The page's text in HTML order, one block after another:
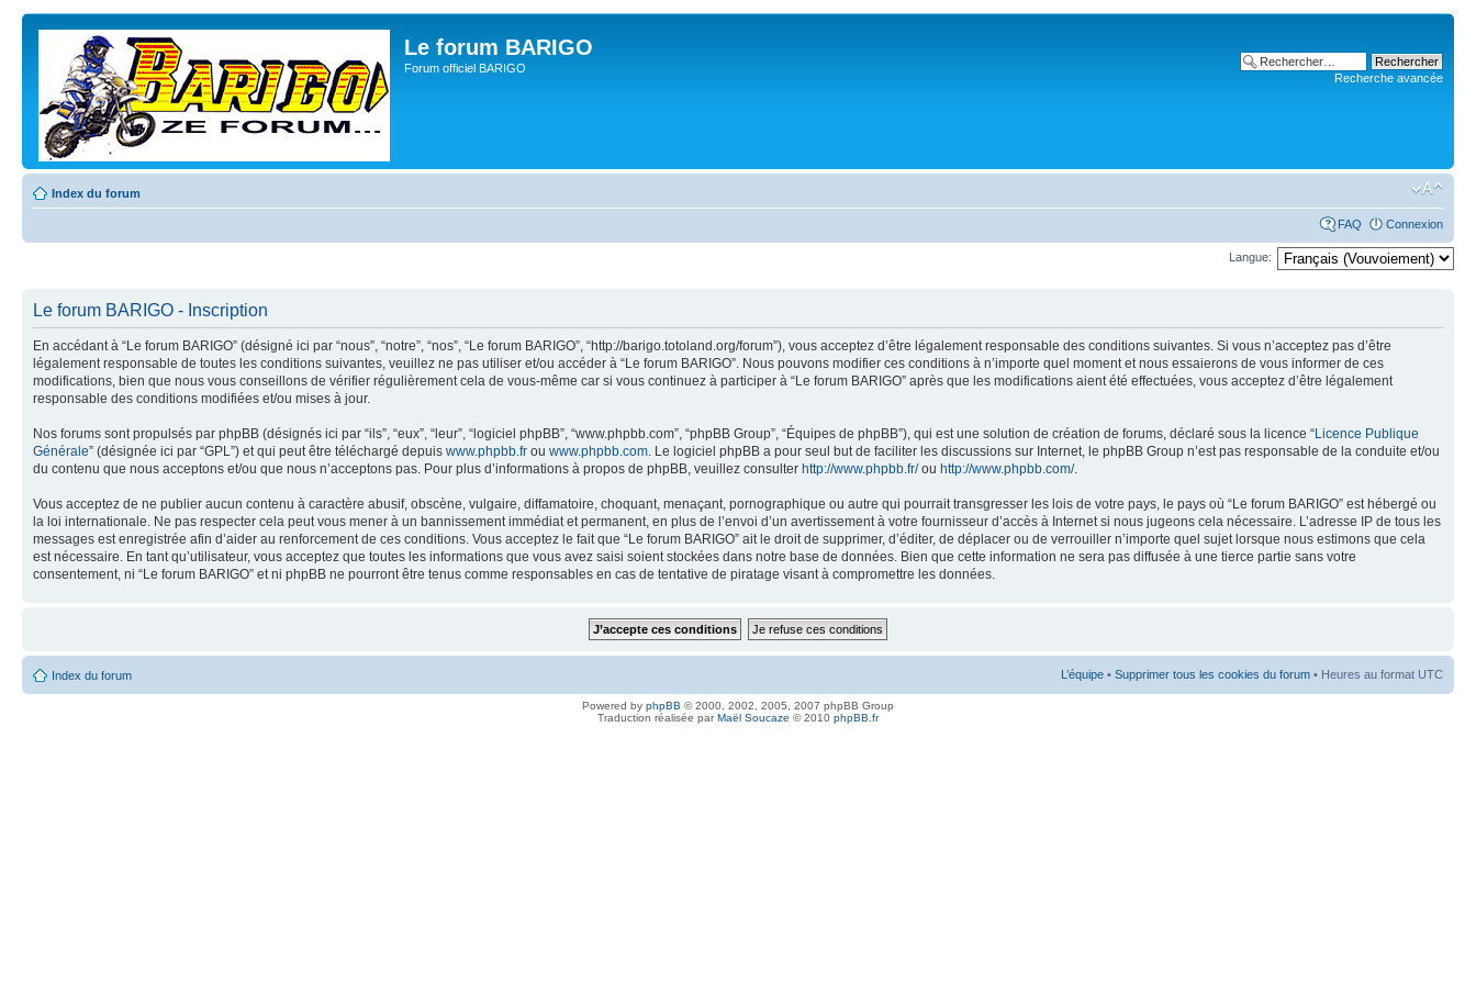
Le forum BARIGO
Forum officiel BARIGO
Recherche avancée
Index du forum
FAQ Connexion
Langue:
Le forum BARIGO - Inscription
En accédant à “Le forum BARIGO” (désigné ici par “nous”, “notre”, “nos”, “Le forum BARIGO”, “http://barigo.totoland.org/forum”), vous acceptez d’être légalement responsable des conditions suivantes. Si vous n’acceptez pas d’être
légalement responsable de toutes les conditions suivantes, veuillez ne pas utiliser et/ou accéder à “Le forum BARIGO”. Nous pouvons modifier ces conditions à n’importe quel moment et nous essaierons de vous informer de ces
modifications, bien que nous vous conseillons de vérifier régulièrement cela de vous-même car si vous continuez à participer à “Le forum BARIGO” après que les modifications aient été effectuées, vous acceptez d’être légalement
responsable des conditions modifiées et/ou mises à jour.
Nos forums sont propulsés par phpBB (désignés ici par “ils”, “eux”, “leur”, “logiciel phpBB”, “www.phpbb.com”, “phpBB Group”, “Équipes de phpBB”), qui est une solution de création de forums, déclaré sous la licence “Licence Publique
Générale” (désignée ici par “GPL”) et qui peut être téléchargé depuis www.phpbb.fr ou www.phpbb.com . Le logiciel phpBB a pour seul but de faciliter les discussions sur Internet, le phpBB Group n’est pas responsable de la conduite et/ou
du contenu que nous acceptons et/ou que nous n’acceptons pas. Pour plus d’informations à propos de phpBB, veuillez consulter http://www.phpbb.fr/ou http://www.phpbb.com/.
Vous acceptez de ne publier aucun contenu à caractère abusif, obscène, vulgaire, diffamatoire, choquant, menaçant, pornographique ou autre qui pourrait transgresser les lois de votre pays, le pays où “Le forum BARIGO” est hébergé ou
la loi internationale. Ne pas respecter cela peut vous mener à un bannissement immédiat et permanent, en plus de l’envoi d’un avertissement à votre fournisseur d’accès à Internet si nous jugeons cela nécessaire. L’adresse IP de tous les
messages est enregistrée afin d’aider au renforcement de ces conditions. Vous acceptez le fait que “Le forum BARIGO” ait le droit de supprimer, d’éditer, de déplacer ou de verrouiller n’importe quel sujet lorsque nous estimons que cela
est nécessaire. En tant qu’utilisateur, vous acceptez que toutes les informations que vous avez saisi soient stockées dans notre base de données. Bien que cette information ne sera pas diffusée à une tierce partie sans votre
consentement, ni “Le forum BARIGO” et ni phpBB ne pourront être tenus comme responsables en cas de tentative de piratage visant à compromettre les données.
Index du forum L’équipe • Supprimer tous les cookies du forum • Heures au format UTC
Powered by phpBB © 2000, 2002, 2005, 2007 phpBB Group
Traduction réalisée parMaël Soucaze © 2010 phpBB.fr